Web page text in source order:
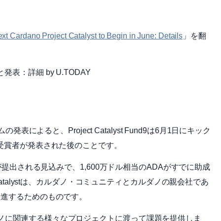
Cardano Project Catalyst to Begin in June: Details 」を翻
発表：詳細 by U.TODAY
発表によると、Project Catalyst Fund9は6月1日にキック
者が発表された後のことです。
出される見込みで、1,600万ドル相当のADAがすでに助成
は、カルダノ・コミュニティとカルダノの親会社であ
するためのものです。
関連する様々なプロジェクトに渡って課題を提供しま